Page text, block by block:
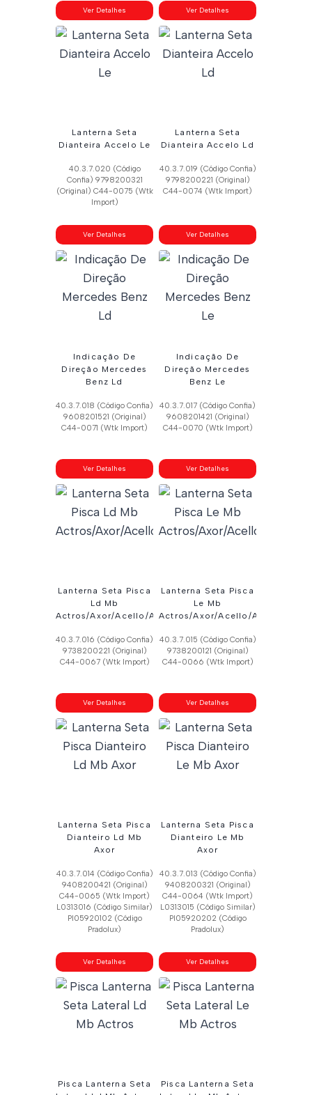
Ver Detalhes Ver Detalhes
Lanterna Seta
Dianteira Accelo Le
40.3.7.020 (Código
Confia) 9798200321
(Original) C44-0075 (Wtk
Import)
Ver Detalhes
Lanterna Seta
Dianteira Accelo Ld
40.3.7.019 (Código Confia)
9798200221 (Original)
C44-0074 (Wtk Import)
Ver Detalhes
Indicação De
Direção Mercedes
Benz Ld
40.3.7.018 (Código Confia)
9608201521 (Original)
C44-0071 (Wtk Import)
Ver Detalhes
Indicação De
Direção Mercedes
Benz Le
40.3.7.017 (Código Confia)
9608201421 (Original)
C44-0070 (Wtk Import)
Ver Detalhes
Lanterna Seta Pisca
Ld Mb
Actros/Axor/Acello/Atego
40.3.7.016 (Código Confia)
9738200221 (Original)
C44-0067 (Wtk Import)
Ver Detalhes
Lanterna Seta Pisca
Le Mb
Actros/Axor/Acello/Atego
40.3.7.015 (Código Confia)
9738200121 (Original)
C44-0066 (Wtk Import)
Ver Detalhes
Lanterna Seta Pisca
Dianteiro Ld Mb
Axor
40.3.7.014 (Código Confia)
9408200421 (Original)
C44-0065 (Wtk Import)
L0313016 (Código Similar)
Pl05920102 (Código
Pradolux)
Ver Detalhes
Lanterna Seta Pisca
Dianteiro Le Mb
Axor
40.3.7.013 (Código Confia)
9408200321 (Original)
C44-0064 (Wtk Import)
L0313015 (Código Similar)
Pl05920202 (Código
Pradolux)
Ver Detalhes
Pisca Lanterna Seta
Pisca Lanterna Seta